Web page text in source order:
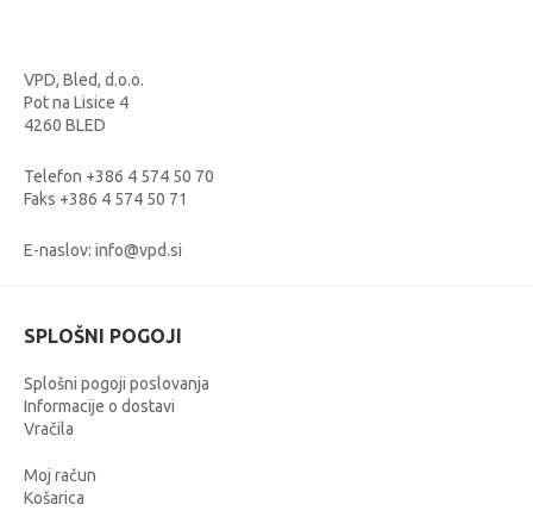
VPD, Bled, d.o.o.
Pot na Lisice 4
4260 BLED
Telefon +386 4 574 50 70
Faks +386 4 574 50 71
E-naslov: info@vpd.si
SPLOŠNI POGOJI
Splošni pogoji poslovanja
Informacije o dostavi
Vračila
Moj račun
Košarica